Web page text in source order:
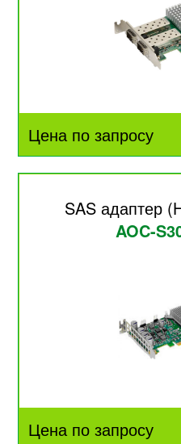
Цена по запросу
SAS адаптер
AOC-
Цена по запросу